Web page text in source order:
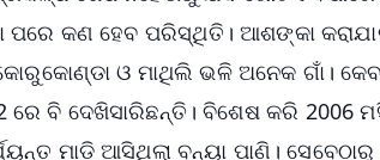
ପରେ କଣ ହେବ ପରିସ୍ଥିତି। ଆଶଙ୍କା
ଓ ମାଥିଲି ଭଳି ଅନେକ ଗାଁ।
ରେ ବି ଦେଖିସାରିଛନ୍ତି। ବିଶେଷ କରି
ମାଡ଼ି ଆସିଥିଲା ବନ୍ୟା ପାଣି।